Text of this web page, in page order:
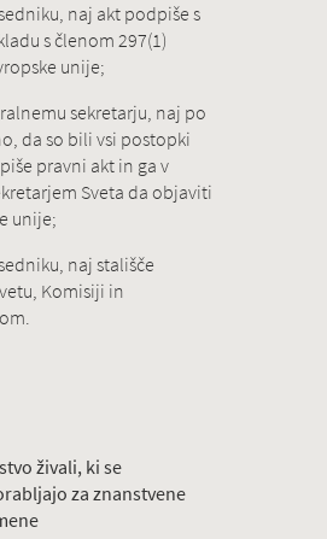
naj akt podpiše s
s členom 297(1)
unije;
sekretarju, naj po
da so bili vsi postopki
pravni akt in ga v
Sveta da objaviti
unije;
naj stališče
Komisiji in
živali, ki se
za znanstvene